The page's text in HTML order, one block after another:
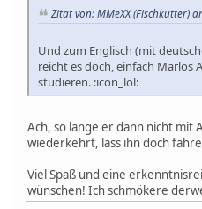
Zitat von: MMeXX (Fischkutter)
Und zum Englisch (mit
reicht es doch, einfach Marlos
studieren. :icon_lol:
Ach, so lange er dann nicht mit
wiederkehrt, lass ihn doch
Viel Spaß und eine
wünschen! Ich schmökere